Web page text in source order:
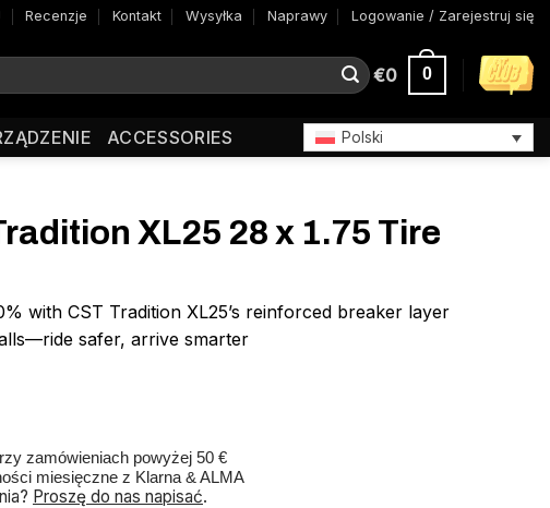
Recenzje Kontakt Wysyłka Naprawy Logowanie / Zarejestruj się
€0 0
ACCESSORIES Polski
XL25 28 x 1.75 Tire
with CST Tradition XL25’s reinforced breaker layer
safer, arrive smarter
zamówieniach powyżej 50 €
miesięczne z Klarna & ALMA
Proszę do nas napisać.